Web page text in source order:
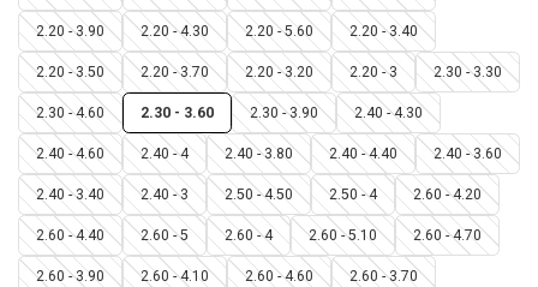
2.20 - 3.90 2.20 - 4.30 2.20 - 5.60 2.20 - 3.40
2.20 - 3.50 2.20 - 3.70 2.20 - 3.20 2.20 - 3 2.30 - 3.30
2.30 - 4.60 2.30 - 3.60 2.30 - 3.90 2.40 - 4.30
2.40 - 4.60 2.40 - 4 2.40 - 3.80 2.40 - 4.40 2.40 - 3.60
2.40 - 3.40 2.40 - 3 2.50 - 4.50 2.50 - 4 2.60 - 4.20
2.60 - 4.40 2.60 - 5 2.60 - 4 2.60 - 5.10 2.60 - 4.70
2.60 - 3.90 2.60 - 4.10 2.60 - 4.60 2.60 - 3.70